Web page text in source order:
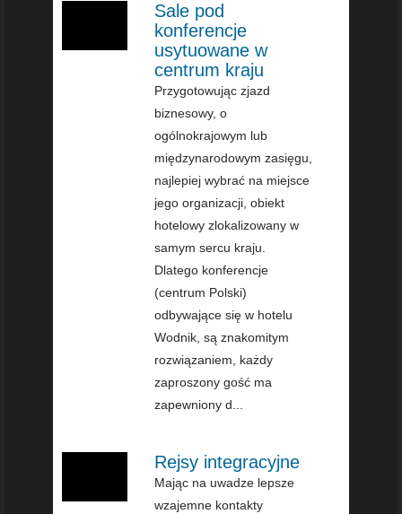
Sale pod
konferencje
usytuowane w
centrum kraju
Przygotowując zjazd
biznesowy, o
ogólnokrajowym lub
międzynarodowym zasięgu,
najlepiej wybrać na miejsce
jego organizacji, obiekt
hotelowy zlokalizowany w
samym sercu kraju.
Dlatego konferencje
(centrum Polski)
odbywające się w hotelu
Wodnik, są znakomitym
rozwiązaniem, każdy
zaproszony gość ma
zapewniony d...
Rejsy integracyjne
Mając na uwadze lepsze
wzajemne kontakty